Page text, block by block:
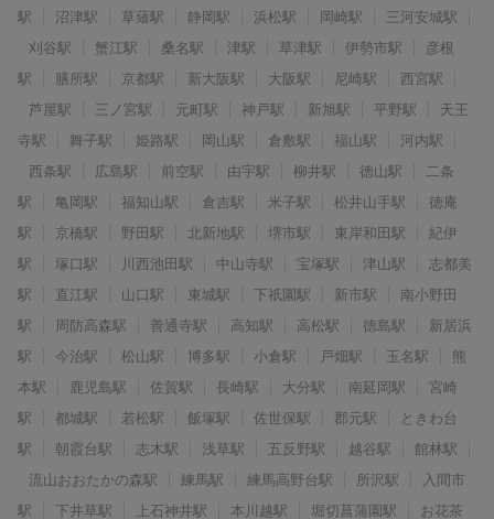
駅
沼津駅 草薙駅 静岡駅 浜松駅 岡崎駅
三河安城駅
刈谷駅
蟹江駅 桑名駅 津駅 草津駅 伊勢市駅
彦根
駅
膳所駅 京都駅 新大阪駅 大阪駅 尼崎駅
西宮駅
芦屋駅
三ノ宮駅 元町駅 神戸駅 新旭駅 平野駅
天王
寺駅
舞子駅 姫路駅 岡山駅 倉敷駅 福山駅
河内駅
西条駅
広島駅 前空駅 由宇駅 柳井駅 徳山駅
二条
駅
亀岡駅 福知山駅 倉吉駅 米子駅 松井山手駅
徳庵
駅
京橋駅 野田駅 北新地駅 堺市駅 東岸和田駅
紀伊
駅
塚口駅 川西池田駅 中山寺駅 宝塚駅 津山駅
志都美
駅
直江駅 山口駅 東城駅 下祇園駅 新市駅
南小野田
駅
周防高森駅 善通寺駅 高知駅 高松駅 徳島駅
新居浜
駅
今治駅 松山駅 博多駅 小倉駅 戸畑駅 玉名駅
熊
本駅
鹿児島駅 佐賀駅 長崎駅 大分駅 南延岡駅
宮崎
駅
都城駅 若松駅 飯塚駅 佐世保駅 郡元駅
ときわ台
駅
朝霞台駅 志木駅 浅草駅 五反野駅 越谷駅
館林駅
流山おおたかの森駅
練馬駅 練馬高野台駅 所沢駅
入間市
駅
下井草駅 上石神井駅 本川越駅 堀切菖蒲園駅 お花茶